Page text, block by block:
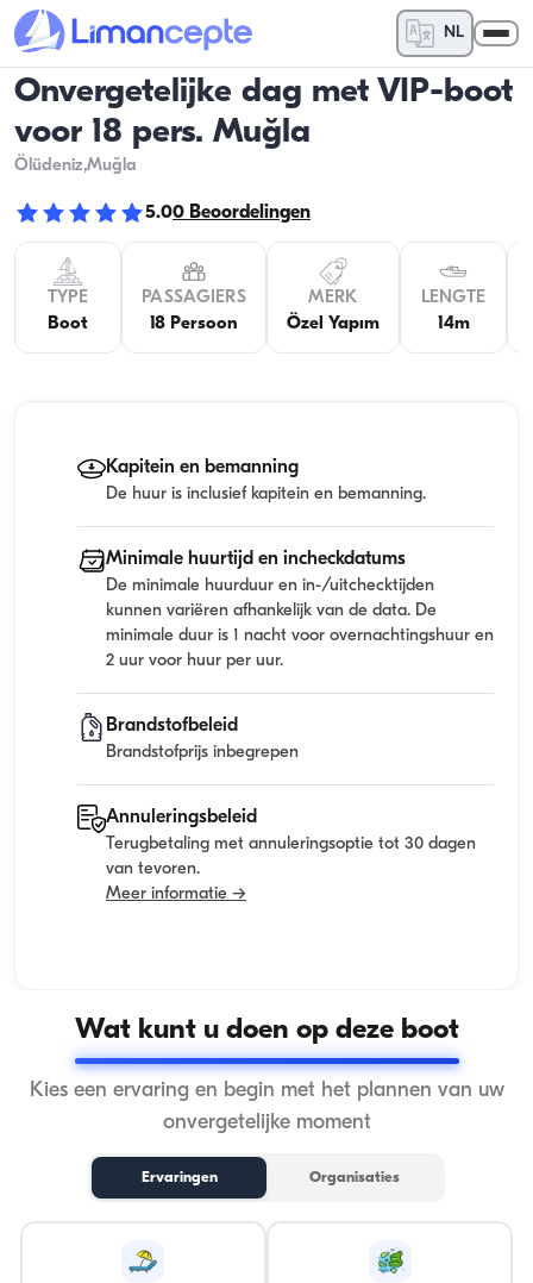
NL
Onvergetelijke dag met VIP-boot
voor 18 pers. Muğla
Ölüdeniz,Muğla
5.00 Beoordelingen
TYPE
Boot
PASSAGIERS
18 Persoon
MERK
Özel Yapım
LENGTE
14m
Kapitein en bemanning
De huur is inclusief kapitein en bemanning.
Minimale huurtijd en incheckdatums
De minimale huurduur en in-/uitchecktijden
kunnen variëren afhankelijk van de data. De
minimale duur is 1 nacht voor overnachtingshuur en
2 uur voor huur per uur.
Brandstofbeleid
Brandstofprijs inbegrepen
Annuleringsbeleid
Terugbetaling met annuleringsoptie tot 30 dagen
van tevoren.
Meer informatie →
Wat kunt u doen op deze boot
Kies een ervaring en begin met het plannen van uw
onvergetelijke moment
Ervaringen Organisaties